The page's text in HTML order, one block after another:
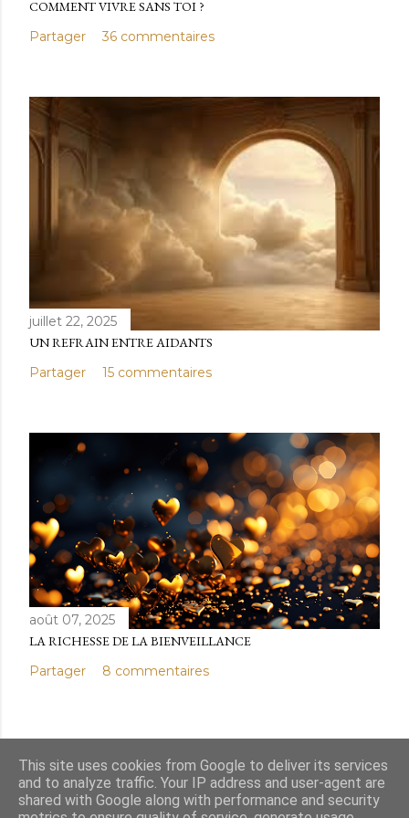
COMMENT VIVRE SANS TOI ?
Partager
36 commentaires
juillet 22, 2025
UN REFRAIN ENTRE AIDANTS
Partager
15 commentaires
août 07, 2025
LA RICHESSE DE LA BIENVEILLANCE
Partager
8 commentaires
Fourni par Blogger
This site uses cookies from Google to deliver its services
and to analyze traffic. Your IP address and user-agent are
shared with Google along with performance and security